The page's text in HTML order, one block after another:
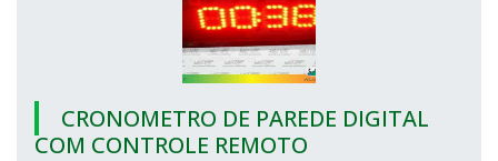
CRONOMETRO DE PAREDE DIGITAL
COM CONTROLE REMOTO